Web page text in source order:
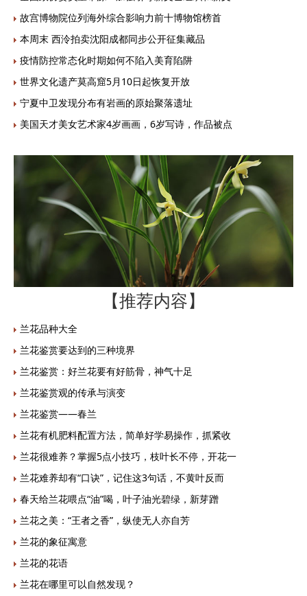
故宫博物院位列海外综合影响力前十博物馆榜首
本周末 西泠拍卖沈阳成都同步公开征集藏品
疫情防控常态化时期如何不陷入美育陷阱
世界文化遗产莫高窟5月10日起恢复开放
宁夏中卫发现分布有岩画的原始聚落遗址
美国天才美女艺术家4岁画画，6岁写诗，作品被点
【推荐内容】
兰花品种大全
兰花鉴赏要达到的三种境界
兰花鉴赏：好兰花要有好筋骨，神气十足
兰花鉴赏观的传承与演变
兰花鉴赏——春兰
兰花有机肥料配置方法，简单好学易操作，抓紧收
兰花很难养？掌握5点小技巧，枝叶长不停，开花一
兰花难养却有“口诀”，记住这3句话，不黄叶反而
春天给兰花喂点“油”喝，叶子油光碧绿，新芽蹭
兰花之美：“王者之香”，纵使无人亦自芳
兰花的象征寓意
兰花的花语
兰花在哪里可以自然发现？